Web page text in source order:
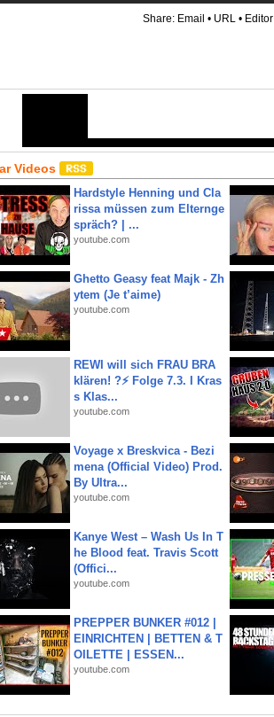
Share: Email • URL • Editor
Videos
Hardstyle Henning und Cla
rissa müssen zum Elternge
spräch? | ...
youtube.com
Ghetto Geasy feat Majk - Zh
ytem (Je t’aime)
youtube.com
REWI will sich FRAU BRA
klären! ?⚡️ Folge 7.3. I Kras
s Klas...
youtube.com
Voyage x Breskvica - Bezi
mena (Official Video) Prod.
By Ultra...
youtube.com
Kanye West – Wash Us In T
he Blood feat. Travis Scott
(Offici...
youtube.com
PREPPER BUNKER #012 |
EINRICHTEN | BETTEN & T
OILETTE | ESSEN...
youtube.com